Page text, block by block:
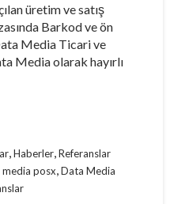
üretim ve satış
Barkod ve ön
Media Ticari ve
Media olarak hayırlı
,Haberler,Referanslar
posx,Data Media